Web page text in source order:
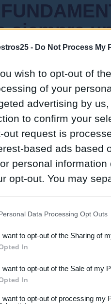
- Do Not Process My
wish to opt-out of
of your
advertising by
to confirm your
out request is
based ads based
personal
opt-out. You may
Participants
parties.
Data Processing Opt Outs
want to opt-out of the Sharing of
In
want to opt-out of the Sale of my
In
want to opt-out of processing my
siempre
mensajes
abuse de
expresión